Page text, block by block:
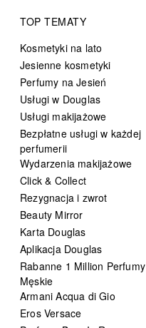
TOP TEMATY
Kosmetyki na lato
Jesienne kosmetyki
Perfumy na Jesień
Usługi w Douglas
Usługi makijażowe
Bezpłatne usługi w każdej
perfumerii
Wydarzenia makijażowe
Click & Collect
Rezygnacja i zwrot
Beauty Mirror
Karta Douglas
Aplikacja Douglas
Rabanne 1 Million Perfumy
Męskie
Armani Acqua di Gio
Eros Versace